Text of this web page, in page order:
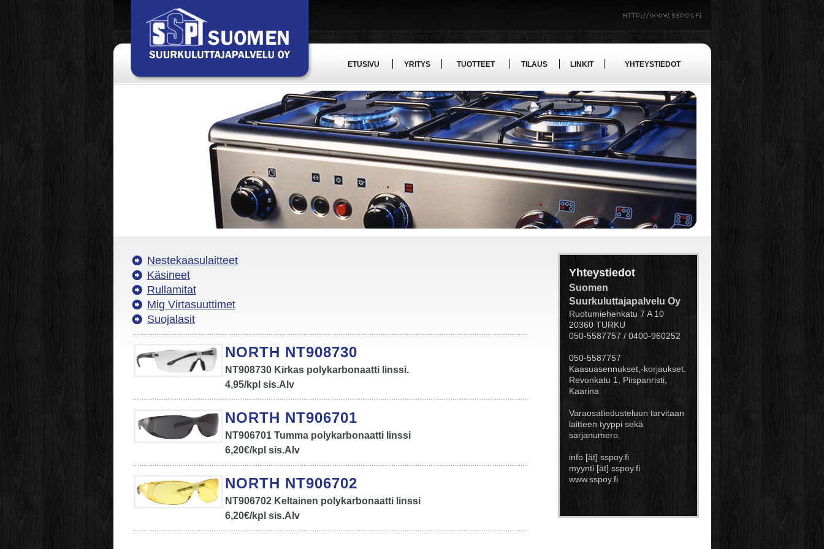
ETUSIVU YRITYS TUOTTEET TILAUS LINKIT YHTEYSTIEDOT
Nestekaasulaitteet
Käsineet
Rullamitat
Mig Virtasuuttimet
Suojalasit
NORTH NT908730
NT908730 Kirkas polykarbonaatti linssi.
4,95/kpl sis.Alv
NORTH NT906701
NT906701 Tumma polykarbonaatti linssi
6,20€/kpl sis.Alv
NORTH NT906702
NT906702 Keltainen polykarbonaatti linssi
6,20€/kpl sis.Alv
Yhteystiedot
Suomen
Suurkuluttajapalvelu Oy
Ruotumiehenkatu 7 A 10
20360 TURKU
050-5587757 / 0400-960252
050-5587757
Kaasuasennukset,-korjaukset.
Revonkatu 1, Piispanristi,
Kaarina
Varaosatiedusteluun tarvitaan
laitteen tyyppi sekä
sarjanumero.
info [ät] sspoy.fi
myynti [ät] sspoy.fi
www.sspoy.fi